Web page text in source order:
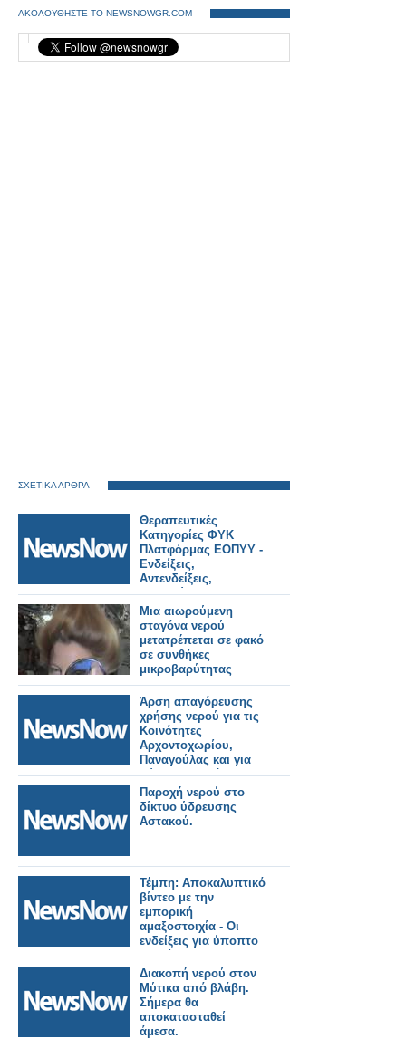
ΑΚΟΛΟΥΘΗΣΤΕ ΤΟ NEWSNOWGR.COM
ΣΧΕΤΙΚΑ ΑΡΘΡΑ
Θεραπευτικές
Κατηγορίες ΦΥΚ
Πλατφόρμας ΕΟΠΥΥ -
Ενδείξεις,
Αντενδείξεις,
Ανεπιθύμητες
ενέργειες,
Αλληλεπιδράσεις
Μια αιωρούμενη
σταγόνα νερού
μετατρέπεται σε φακό
σε συνθήκες
μικροβαρύτητας
Άρση απαγόρευσης
χρήσης νερού για τις
Κοινότητες
Αρχοντοχωρίου,
Παναγούλας και για
Λύσιμο, Παλιόβαρκα.
Παροχή νερού στο
δίκτυο ύδρευσης
Αστακού.
Τέμπη: Αποκαλυπτικό
βίντεο με την
εμπορική
αμαξοστοιχία - Οι
ενδείξεις για ύποπτο
φορτίο
Διακοπή νερού στον
Μύτικα από βλάβη.
Σήμερα θα
αποκατασταθεί
άμεσα.